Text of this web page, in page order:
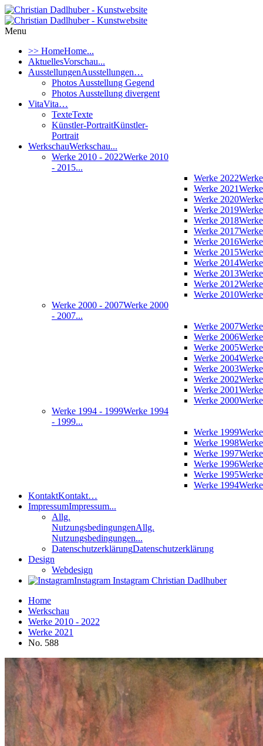
Menu
>> HomeHome...
AktuellesVorschau...
AusstellungenAusstellungen…
Photos Ausstellung Gegend
Photos Ausstellung divergent
VitaVita…
TexteTexte
Künstler-PortraitKünstler-
Portrait
WerkschauWerkschau...
Werke 2010 - 2022Werke 2010
- 2015...
Werke 2022
Werke 2021
Werke 2020
Werke 2019
Werke 2018
Werke 2017
Werke 2016
Werke 2015
Werke 2014
Werke 2013
Werke 2012
Werke 2010
Werke 2000 - 2007Werke 2000
- 2007...
Werke 2007
Werke 2006
Werke 2005
Werke 2004
Werke 2003
Werke 2002
Werke 2001
Werke 2000
Werke 1994 - 1999Werke 1994
- 1999...
Werke 1999
Werke 1998
Werke 1997
Werke 1996
Werke 1995
Werke 1994
KontaktKontakt…
ImpressumImpressum...
Allg.
NutzungsbedingungenAllg.
Nutzungsbedingungen...
DatenschutzerklärungDatenschutzerklärung
Design
Webdesign
Instagram Instagram Christian Dadlhuber
Home
Werkschau
Werke 2010 - 2022
Werke 2021
No. 588